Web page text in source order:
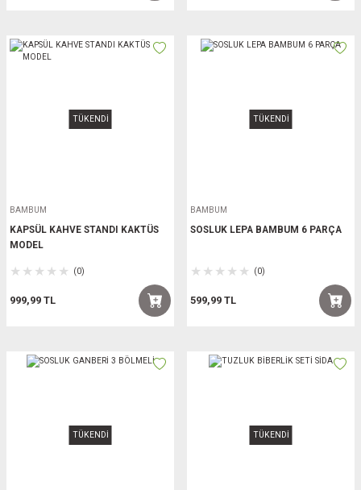
TÜKENDİ
BAMBUM
KAPSÜL KAHVE STANDI KAKTÜS
MODEL
(0)
999,99 TL
TÜKENDİ
BAMBUM
SOSLUK LEPA BAMBUM 6 PARÇA
(0)
599,99 TL
TÜKENDİ TÜKENDİ